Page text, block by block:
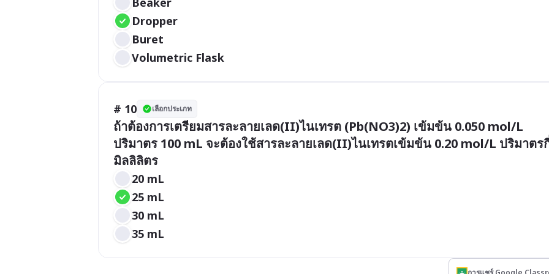
Dropper
Buret
Volumetric Flask
# 10 เลือกประเภท
ถ้าต้องการเตรียมสารละลายเลด(II)ไนเทรต (Pb(NO3)2) เข้มข้น 0.050 mol/L
ปริมาตร 100 mL จะต้องใช้สารละลายเลด(II)ไนเทรตเข้มข้น 0.20 mol/L ปริมาตร
มิลลิลิตร
20 mL
25 mL
30 mL
35 mL